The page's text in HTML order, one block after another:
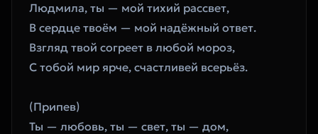
Людмила, ты — мой тихий рассвет,
В сердце твоём — мой надёжный ответ.
Взгляд твой согреет в любой мороз,
С тобой мир ярче, счастливей всерьёз.
(Припев)
Ты — любовь, ты — свет, ты — дом,